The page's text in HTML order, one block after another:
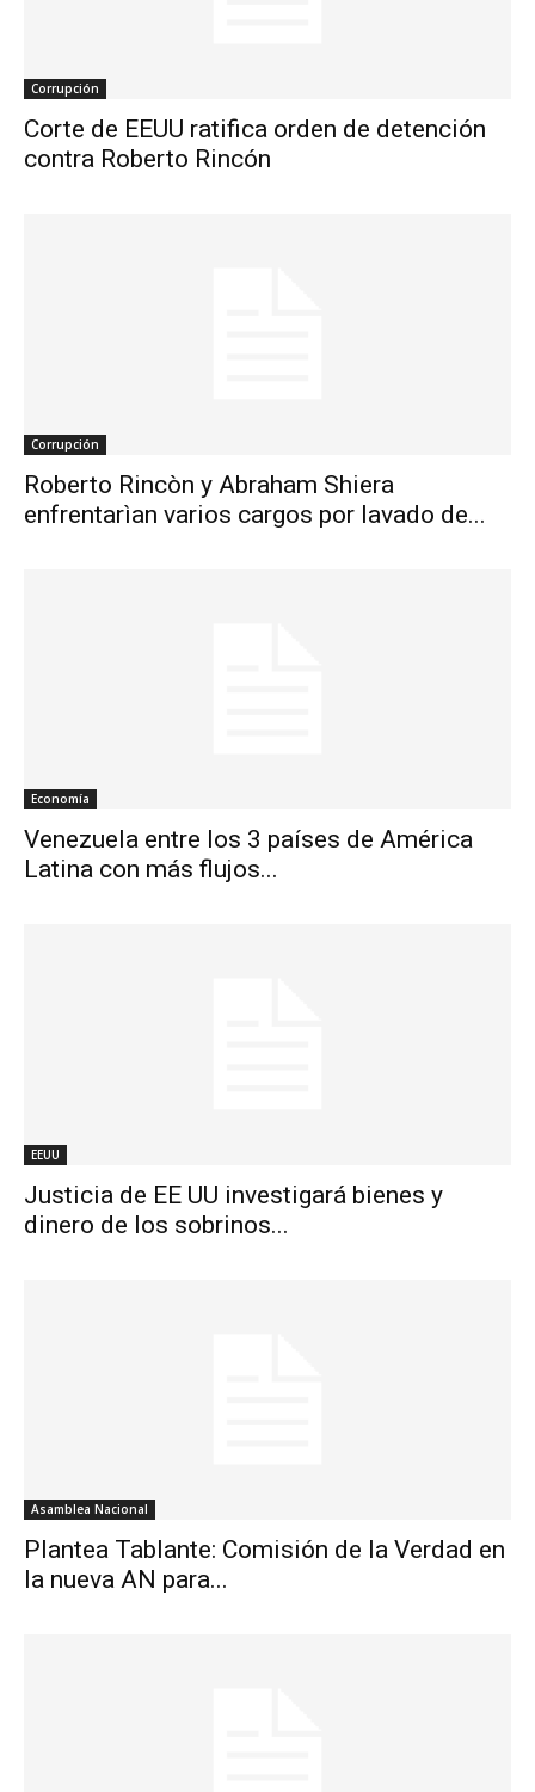
Corrupción
Corte de EEUU ratifica orden de detención
contra Roberto Rincón
Corrupción
Roberto Rincòn y Abraham Shiera
enfrentarìan varios cargos por lavado de...
Economía
Venezuela entre los 3 países de América
Latina con más flujos...
EEUU
Justicia de EE UU investigará bienes y
dinero de los sobrinos...
Asamblea Nacional
Plantea Tablante: Comisión de la Verdad en
la nueva AN para...